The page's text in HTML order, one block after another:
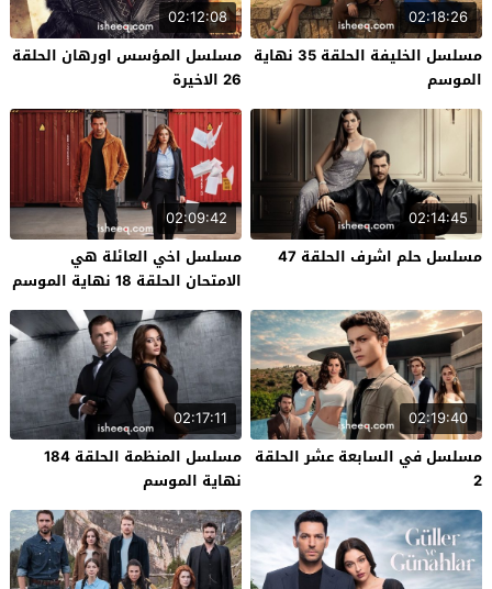
02:18:26
مسلسل الخليفة الحلقة 35 نهاية
الموسم
02:12:08
مسلسل المؤسس اورهان الحلقة
26 الاخيرة
02:14:45
مسلسل حلم اشرف الحلقة 47
02:09:42
مسلسل اخي العائلة هي
الامتحان الحلقة 18 نهاية الموسم
02:19:40
مسلسل في السابعة عشر الحلقة
2
02:17:11
مسلسل المنظمة الحلقة 184
نهاية الموسم